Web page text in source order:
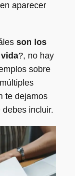
aparecer
son los
?, no hay
sobre
te dejamos
incluir.